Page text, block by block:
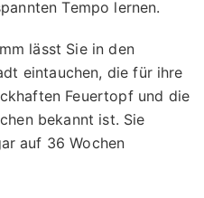
Tempo lernen.
lässt Sie in den
eintauchen, die für ihre
Feuertopf und die
bekannt ist. Sie
auf 36 Wochen